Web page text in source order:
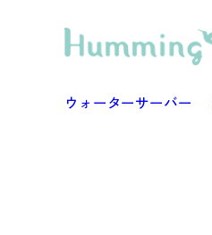
ウォーターサーバー